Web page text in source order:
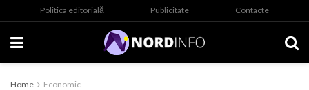
Politica editorială Publicitate Contacte
Home Economic